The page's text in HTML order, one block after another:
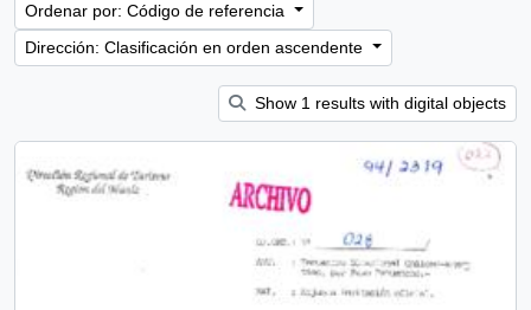
Ordenar por: Código de referencia
Dirección: Clasificación en orden ascendente
Show 1 results with digital objects